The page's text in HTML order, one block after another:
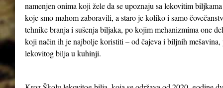
namenjen onima koji žele da se upoznaju sa lekovitim
koje smo mahom zaboravili, a staro je koliko i samo
tehnike branja i sušenja biljaka, po kojim mehanizmima one
koji način ih je najbolje koristiti – od čajeva i biljnih mešavina,
lekovitog bilja u kuhinji.